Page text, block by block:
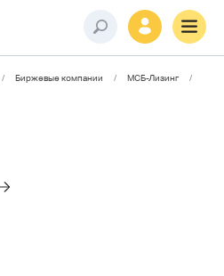
Биржевые компании
МСБ-Лизинг